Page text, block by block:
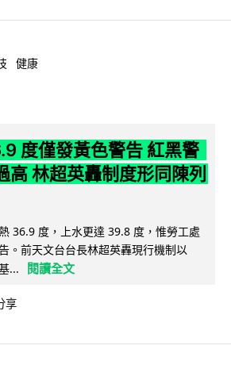
健康
度僅發黃色警告 紅黑警
高 林超英轟制度形同陳列
36.9 度，上水更達 39.8 度，惟勞工處
。前天文台台長林超英轟現行機制以
...
閱讀全文
享